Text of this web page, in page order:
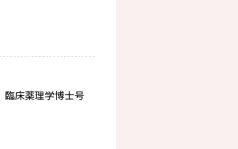
床薬理学博士号